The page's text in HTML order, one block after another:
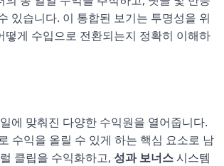
있습니다. 이 통합된 보기는 투명성을 위
게 수입으로 전환되는지 정확히 이해하
에 맞춰진 다양한 수익원을 열어줍니다.
수익을 올릴 수 있게 하는 핵심 요소로 남
클립을 수익화하고, 성과 보너스시스템